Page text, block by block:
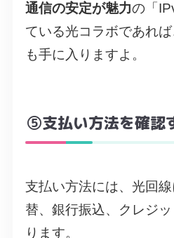
通信の安定が魅力の「
ている光コラボであれ
も手に入りますよ。
⑤支払い方法を確認
支払い方法には、光回
替、銀行振込、クレジ
ります。